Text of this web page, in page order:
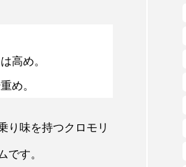
高め。
め。
り味を持つクロモリ
です。